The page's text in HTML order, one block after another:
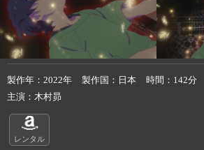
製作年 2022年 製作国 日本 時間 142分
主演
木村昴
レンタル